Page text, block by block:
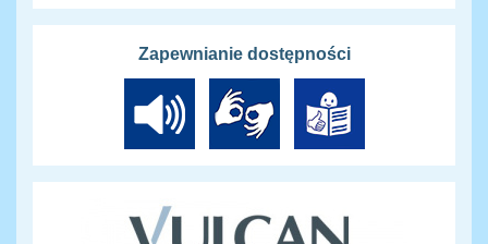
Zapewnianie dostępności